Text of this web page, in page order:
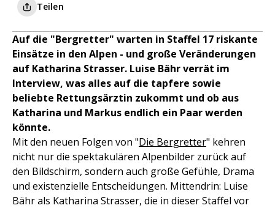
Teilen
Auf die "Bergretter" warten in Staffel 17 riskante
Einsätze in den Alpen - und große Veränderungen
auf Katharina Strasser. Luise Bähr verrät im
Interview, was alles auf die tapfere sowie
beliebte Rettungsärztin zukommt und ob aus
Katharina und Markus endlich ein Paar werden
könnte.
Mit den neuen Folgen von "Die Bergretter" kehren
nicht nur die spektakulären Alpenbilder zurück auf
den Bildschirm, sondern auch große Gefühle, Drama
und existenzielle Entscheidungen. Mittendrin: Luise
Bähr als Katharina Strasser, die in dieser Staffel vor